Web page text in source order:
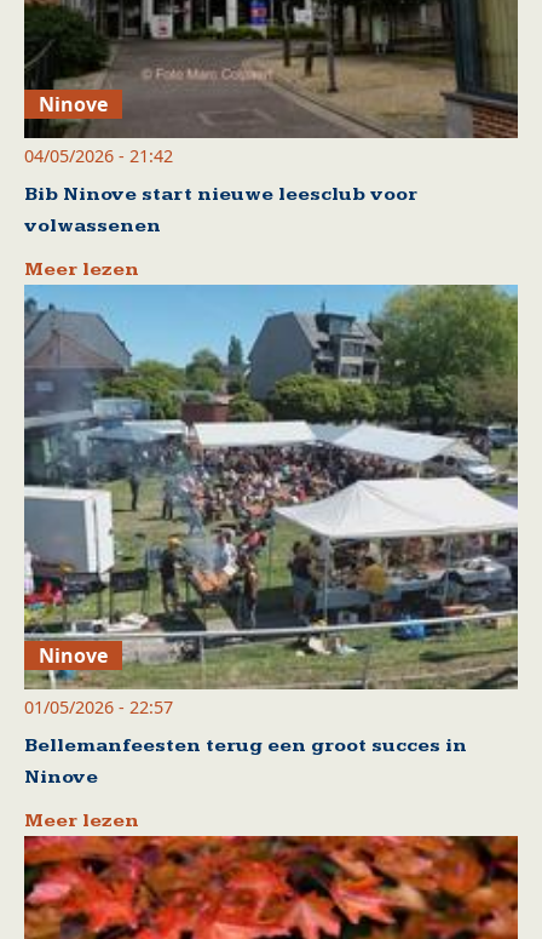
Ninove
04/05/2026 - 21:42
Bib Ninove start nieuwe leesclub voor
volwassenen
Meer lezen
Ninove
01/05/2026 - 22:57
Bellemanfeesten terug een groot succes in
Ninove
Meer lezen